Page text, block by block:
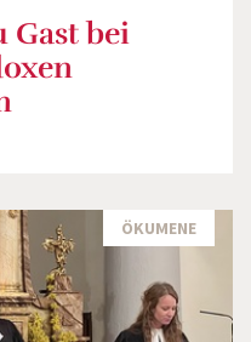
Gast bei
ÖKUMENE